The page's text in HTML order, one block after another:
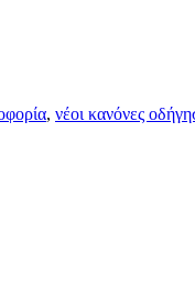
, νέοι κανόνες